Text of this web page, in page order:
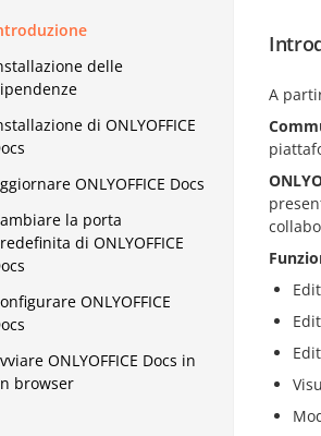
delle
di ONLYOFFICE
ONLYOFFICE Docs
la porta
di ONLYOFFICE
ONLYOFFICE
ONLYOFFICE Docs in
browser
A